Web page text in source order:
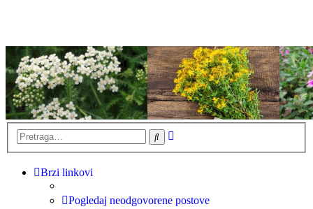
Pretraga
Brzi linkovi
Pogledaj neodgovorene postove